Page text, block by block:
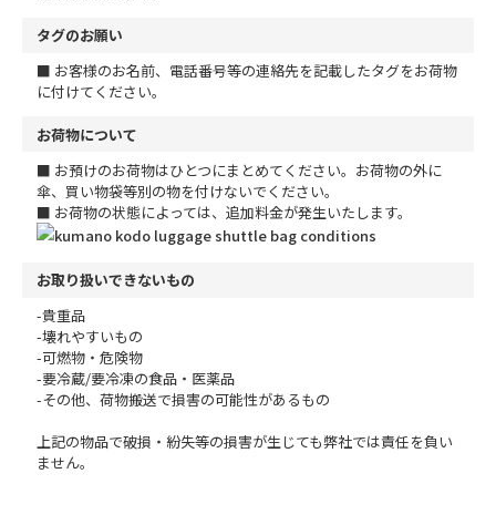
タグのお願い
■ お客様のお名前、電話番号等の連絡先を記載したタグをお荷物
に付けてください。
お荷物について
■ お預けのお荷物はひとつにまとめてください。お荷物の外に
傘、買い物袋等別の物を付けないでください。
■ お荷物の状態によっては、追加料金が発生いたします。
お取り扱いできないもの
-貴重品
-壊れやすいもの
-可燃物・危険物
-要冷蔵/要冷凍の食品・医薬品
-その他、荷物搬送で損害の可能性があるもの
上記の物品で破損・紛失等の損害が生じても弊社では責任を負い
ません。